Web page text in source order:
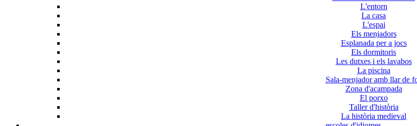
L'entorn
La casa
L'espai
Els menjadors
Esplanada per a jocs
Els dormitoris
Les dutxes i els lavabos
La piscina
Sala-menjador amb llar de
Zona d'acampada
El porxo
Taller d'història
La història medieval